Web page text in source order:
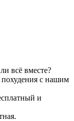
всё вместе?
похудения с нашим
и